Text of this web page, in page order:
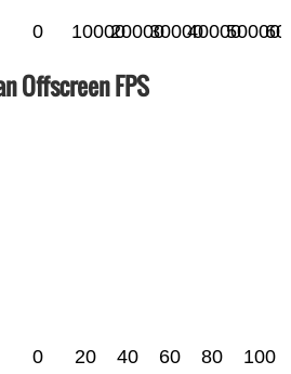
0 1000020000300004000050000
Offscreen FPS
0 20 40 60 80 100